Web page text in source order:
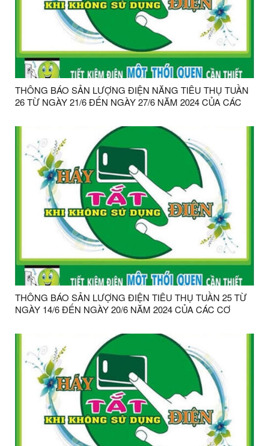
THÔNG BÁO SẢN LƯỢNG ĐIỆN NĂNG TIÊU THỤ TUẦN
26 TỪ NGÀY 21/6 ĐẾN NGÀY 27/6 NĂM 2024 CỦA CÁC
LĂNG TĂNG TRÊN 10% SO VỚI TUẦN TRƯỚC
THÔNG BÁO SẢN LƯỢNG ĐIỆN TIÊU THỤ TUẦN 25 TỪ
NGÀY 14/6 ĐẾN NGÀY 20/6 NĂM 2024 CỦA CÁC CƠ